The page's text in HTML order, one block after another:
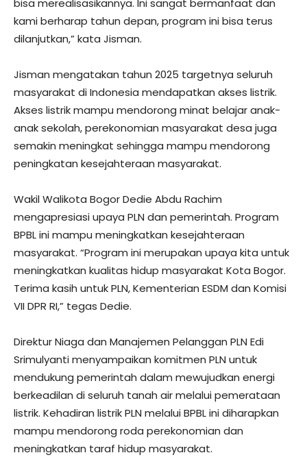
bisa merealisasikannya. Ini sangat bermanfaat dan
kami berharap tahun depan, program ini bisa terus
dilanjutkan,” kata Jisman.
Jisman mengatakan tahun 2025 targetnya seluruh
masyarakat di Indonesia mendapatkan akses listrik.
Akses listrik mampu mendorong minat belajar anak-
anak sekolah, perekonomian masyarakat desa juga
semakin meningkat sehingga mampu mendorong
peningkatan kesejahteraan masyarakat.
Wakil Walikota Bogor Dedie Abdu Rachim
mengapresiasi upaya PLN dan pemerintah. Program
BPBL ini mampu meningkatkan kesejahteraan
masyarakat. “Program ini merupakan upaya kita untuk
meningkatkan kualitas hidup masyarakat Kota Bogor.
Terima kasih untuk PLN, Kementerian ESDM dan Komisi
VII DPR RI,” tegas Dedie.
Direktur Niaga dan Manajemen Pelanggan PLN Edi
Srimulyanti menyampaikan komitmen PLN untuk
mendukung pemerintah dalam mewujudkan energi
berkeadilan di seluruh tanah air melalui pemerataan
listrik. Kehadiran listrik PLN melalui BPBL ini diharapkan
mampu mendorong roda perekonomian dan
meningkatkan taraf hidup masyarakat.